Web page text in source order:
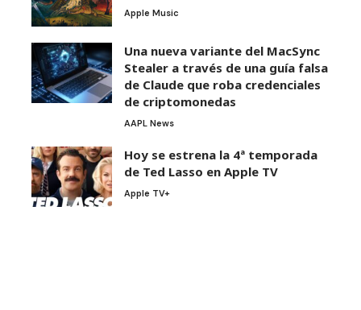
Apple Music
Una nueva variante del MacSync
Stealer a través de una guía falsa
de Claude que roba credenciales
de criptomonedas
AAPL News
Hoy se estrena la 4ª temporada
de Ted Lasso en Apple TV
Apple TV+